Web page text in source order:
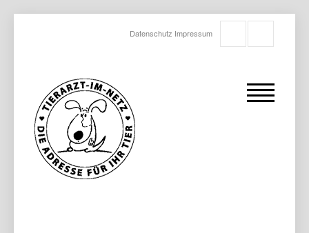
Datenschutz Impressum